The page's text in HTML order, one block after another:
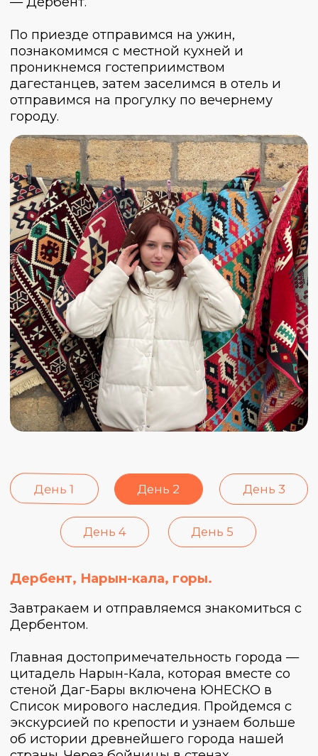
Главная достопримечательность города —
цитадель Нарын-Кала, которая вместе со
стеной Даг-Бары включена ЮНЕСКО в
Список мирового наследия. Пройдемся с
экскурсией по крепости и узнаем больше
об истории древнейшего города нашей
страны. Через бойницы в стенах
Каспия — изумительные фотографии
гарантированы!
Дальше пообедаем в семейном кафе, а
вечером заселимся в наш гостевой дом в
Чалде, где сытно поужинаем
национальными блюдами, которые
приготовят для нас гостеприимные
хозяева.
Завтракаем в Чалде и отправляемся в одно
из самых завораживающих и красивых
призрак» Гамсутль. Этот заброшенный аул
— одно из древнейших поселений
Дагестана, до которого ни один
Дома здесь будто застыли во времени, в
них до сих пор сохранились некоторые
предметы быта: на верандах стоят
выцветшие и проржавевшие чайники, в
комнатах сохранились скамеечки. Чувство,
что ты находишься где-то на краю света, не
покидает ни на секунду.
После Гамсутля пообедаем в семейном
Город-призрак Гамсутль, древний аул
День 1 День 2 День 3
День 4 День 5